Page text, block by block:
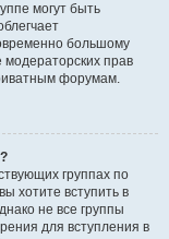
могут быть
большому
модераторских прав
форумам.
группах по
хотите вступить в
не все группы
для вступления в